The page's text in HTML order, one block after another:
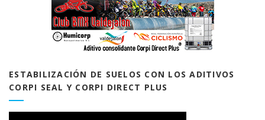
ESTABILIZACIÓN DE SUELOS CON LOS ADITIVOS
CORPI SEAL Y CORPI DIRECT PLUS